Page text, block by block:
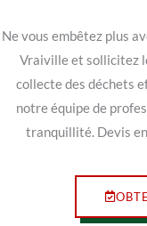
Ne vous embêtez plus
Vraiville et sollicitez
collecte des déchets
notre équipe de
tranquillité. Devis